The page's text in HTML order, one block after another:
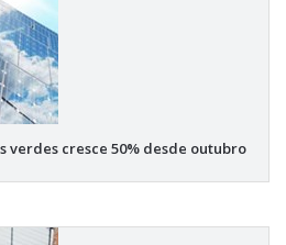
verdes cresce 50% desde outubro